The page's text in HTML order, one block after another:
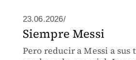
23.06.2026/
Siempre Messi
Pero reducir a Messi a sus